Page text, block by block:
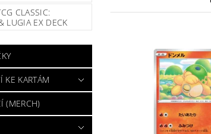
CLASSIC:
LUGIA EX DECK
KE KARTÁM
(MERCH)